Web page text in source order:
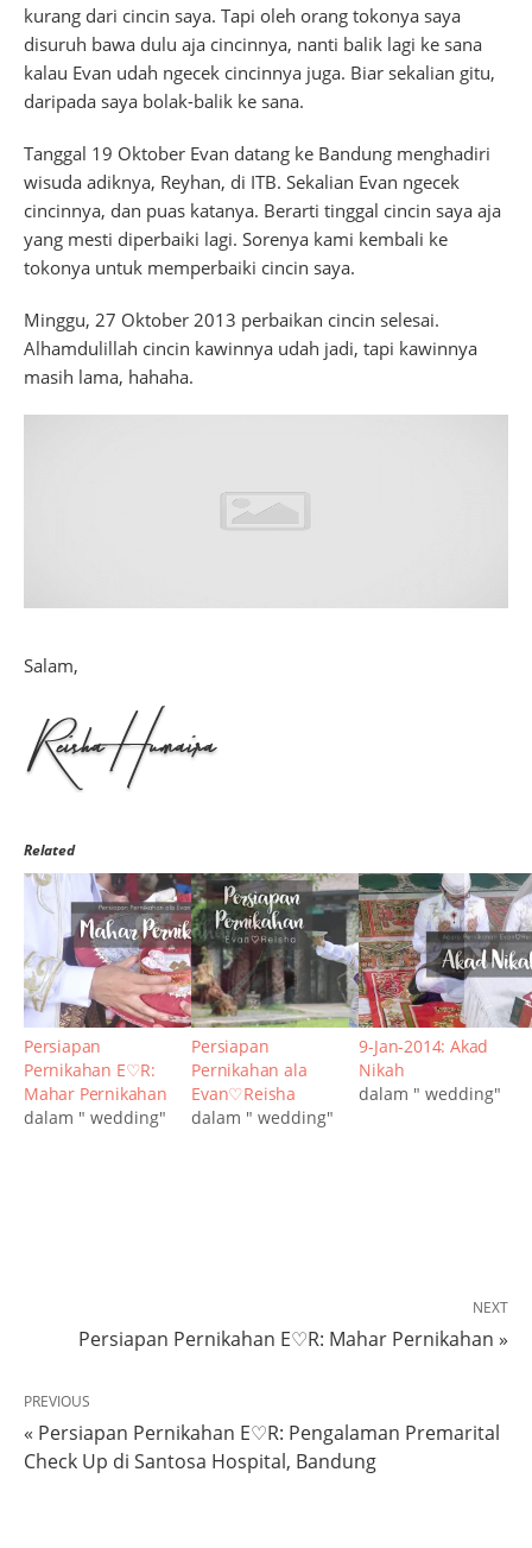
kurang dari cincin saya. Tapi oleh orang tokonya saya
disuruh bawa dulu aja cincinnya, nanti balik lagi ke sana
kalau Evan udah ngecek cincinnya juga. Biar sekalian gitu,
daripada saya bolak-balik ke sana.
Tanggal 19 Oktober Evan datang ke Bandung menghadiri
wisuda adiknya, Reyhan, di ITB. Sekalian Evan ngecek
cincinnya, dan puas katanya. Berarti tinggal cincin saya aja
yang mesti diperbaiki lagi. Sorenya kami kembali ke
tokonya untuk memperbaiki cincin saya.
Minggu, 27 Oktober 2013 perbaikan cincin selesai.
Alhamdulillah cincin kawinnya udah jadi, tapi kawinnya
masih lama, hahaha.
Salam,
Related
Persiapan
Pernikahan E♡R:
Mahar Pernikahan
dalam " wedding"
Persiapan
Pernikahan ala
Evan♡Reisha
dalam " wedding"
9-Jan-2014: Akad
Nikah
dalam " wedding"
NEXT
Persiapan Pernikahan E♡R: Mahar Pernikahan »
PREVIOUS
« Persiapan Pernikahan E♡R: Pengalaman Premarital
Check Up di Santosa Hospital, Bandung